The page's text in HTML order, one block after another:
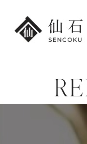
振袖
撮影プ